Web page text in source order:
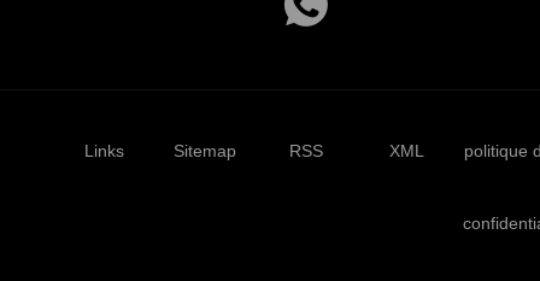
Links Sitemap RSS XML politique